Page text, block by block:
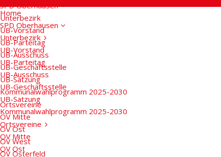
SPD Oberhausen
Unterbezirk
UB-Vorstand
UB-Parteitag
UB-Ausschuss
UB-Geschäftsstelle
UB-Satzung
Kommunalwahlprogramm 2025-2030
Ortsvereine
OV Mitte
OV Ost
OV West
OV Osterfeld
Home
SPD Oberhausen
Unterbezirk
UB-Vorstand
UB-Parteitag
UB-Ausschuss
UB-Geschäftsstelle
UB-Satzung
Kommunalwahlprogramm 2025-2030
Ortsvereine
OV Mitte
OV Ost